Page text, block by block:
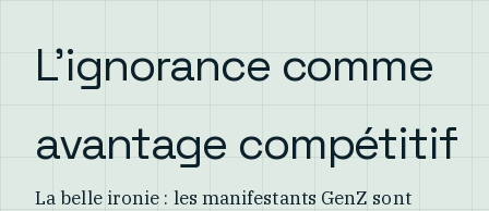
L'ignorance comme
avantage compétitif
La belle ironie : les manifestants GenZ sont